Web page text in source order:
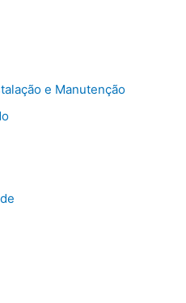
e Manutenção